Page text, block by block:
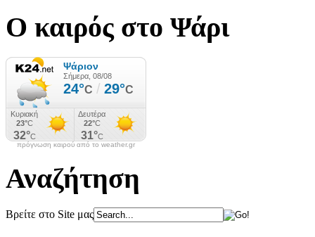
Ο καιρός στο Ψάρι
πρόγνωση καιρού από το weather.gr
Αναζήτηση
Βρείτε στο Site μας